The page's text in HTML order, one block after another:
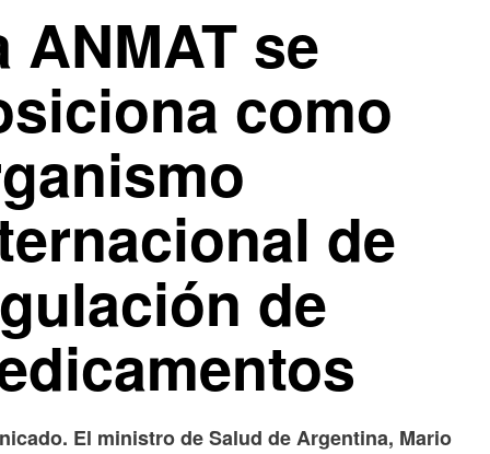
ANMAT se
como
de
de
El ministro de Salud de Argentina, Mario